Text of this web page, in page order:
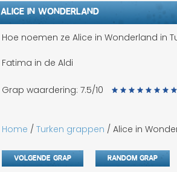
ALICE IN WONDERLAND
Hoe noemen ze Alice in Wonderland in
Fatima in de Aldi
Grap waardering: 7.5/10
Home / Turken grappen / Alice in
Volgende grap Random grap